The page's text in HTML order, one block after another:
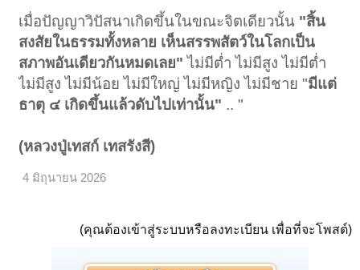
เมื่อปัญญาวิปัสนาเกิดขึ้นในขณะจิตเดียวนั้น "สิ้น
สงสัยในธรรมทั้งหลาย เห็นสรรพสัตว์ในโลกเป็น
สภาพอันเดียวกันหมดเลย" ไม่มีต่ำ ไม่มีสูง ไม่มีต่ำ
ไม่มีสูง ไม่มีน้อย ไม่มีใหญ่ ไม่มีหญิง ไม่มีชาย "มีแต่
ธาตุ ๔ เกิดขึ้นแล้วดับไปเท่านั้น" .. "
(หลวงปู่เทสก์ เทสรังสี)
4 มิถุนายน 2026
(คุณต้องเข้าสู่ระบบหรือลงทะเบียน เพื่อที่จะโพสต์)